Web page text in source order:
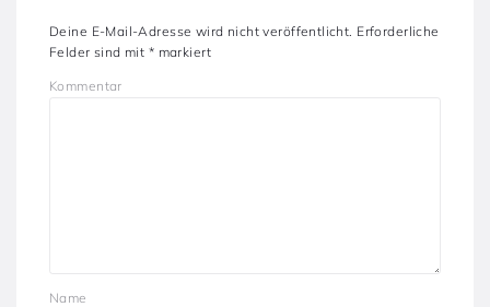
Deine E-Mail-Adresse wird nicht veröffentlicht. Erforderliche
Felder sind mit * markiert
Kommentar
Name